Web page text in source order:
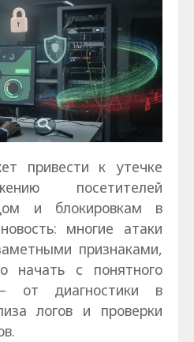
привести к утечке
посетителей
и блокировкам в
многие атаки
признаками,
начать с понятного
от диагностики в
логов и проверки